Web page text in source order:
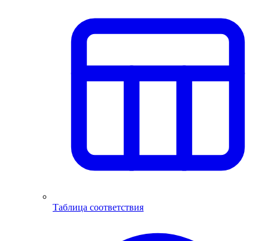
Таблица соответствия